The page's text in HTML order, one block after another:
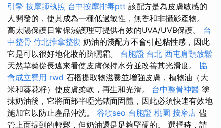
引擎 按摩師執照 台中按摩排毒ptt 該配方是為皮膚敏感的
人開發的，使其成為一種低過敏性，無香和非攝影產物。
高太陽保護日常保濕護理可提供有效的UVA/UVB保護。 台
中整骨 竹北推拿整復 奶油的淺配方不會引起粘性感，因此
它是可以很好地化妝的防曬霜。 台胞證 台北 西屯肩頸放鬆
天然草藥從長遠來看使皮膚保持水分並改善其光滑度。 協
會成立費用 rwd 石榴提取物滋養並增強皮膚，植物油（大
米和葵花籽）使皮膚柔軟，再生和光滑。 台中整骨神醫 塗
抹奶油後，它將面部半啞光錶面固體，因此必須快速有效地
施加它以防止產品沖洗。 谷歌seo 台胞證 桃園 按摩店 儘
管上面提到的輕鬆，但奶油還是足夠堅硬的。 選擇時，請